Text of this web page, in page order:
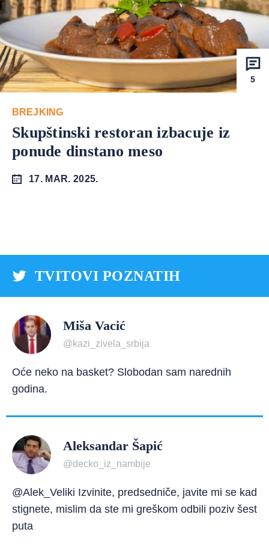
5
BREJKING
Skupštinski restoran izbacuje iz
ponude dinstano meso
17. MAR. 2025.
TVITOVI POZNATIH
Miša Vacić
@kazi_zivela_srbija
Oće neko na basket? Slobodan sam narednih
godina.
Aleksandar Šapić
@decko_iz_nambije
@Alek_Veliki Izvinite, predsedniče, javite mi se kad
stignete, mislim da ste mi greškom odbili poziv šest
puta